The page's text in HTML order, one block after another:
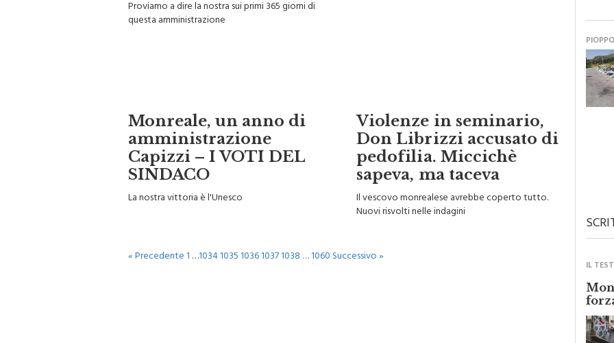
Proviamo a dire la nostra sui primi 365 giorni di
questa amministrazione
Monreale, un anno di
amministrazione
Capizzi – I VOTI DEL
SINDACO
La nostra vittoria è l'Unesco
Violenze in seminario,
Don Librizzi accusato di
pedofilia. Miccichè
sapeva, ma taceva
Il vescovo monrealese avrebbe coperto tutto.
Nuovi risvolti nelle indagini
« Precedente 1…10341035 10361037 1038…1060Successivo »
PIOPPO